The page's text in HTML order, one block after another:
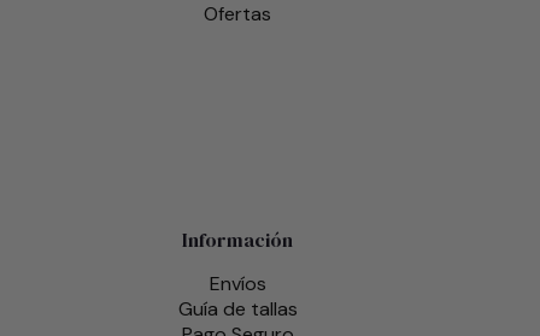
Ofertas
Información
Envíos
Guía de tallas